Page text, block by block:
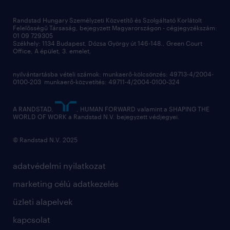
megtartás
munkahelyi teljesítmény
toborzás
munkaerőpiac
hírlevél
adatvédelmi nyilatkozat
marketing célú adatkezelés
üzleti alapelvek
kapcsolat
Randstad Hungary Személyzeti Közvetítő és Szolgáltató Korlátolt
Felelősségű Társaság, bejegyzett Magyarországon - cégjegyzékszám:
01 09 729305
Székhely: 1134 Budapest, Dózsa György út 146-148., Green Court
Office, A épület, 3. emelet,
nyilvántartásba vételi számok: munkaerő-kölcsönzés: 49713-4/2004-
0100-203 munkaerő-közvetítés: 49711-4/2004-0100-324
A RANDSTAD,
, HUMAN FORWARD valamint a SHAPING THE
WORLD OF WORK a Randstad N.V. bejegyzett védjegyei.
© Randstad N.V. 2025